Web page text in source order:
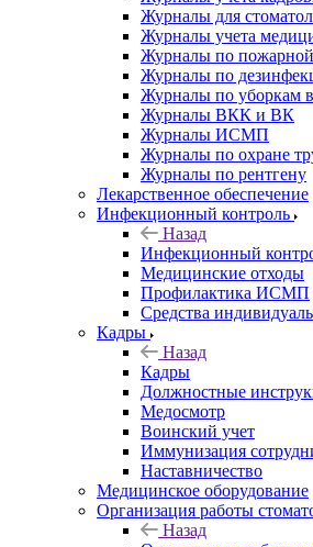
Журналы для
Журналы учета
Журналы по пожарной
Журналы по
Журналы по уборкам
Журналы ВКК и ВК
Журналы ИСМП
Журналы по охране
Журналы по рентгену
Лекарственное обеспечение
Инфекционный контроль
Назад
Инфекционный
Медицинские отходы
Профилактика ИСМП
Средства
Кадры
Назад
Кадры
Должностные
Медосмотр
Воинский учет
Иммунизация
Наставничество
Медицинское оборудование
Организация работы
Назад